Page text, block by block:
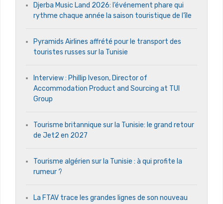
Djerba Music Land 2026: l’événement phare qui
rythme chaque année la saison touristique de l’île
Pyramids Airlines affrété pour le transport des
touristes russes sur la Tunisie
Interview : Phillip Iveson, Director of
Accommodation Product and Sourcing at TUI
Group
Tourisme britannique sur la Tunisie: le grand retour
de Jet2 en 2027
Tourisme algérien sur la Tunisie : à qui profite la
rumeur ?
La FTAV trace les grandes lignes de son nouveau